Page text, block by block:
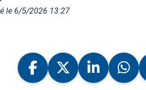
le 6/5/2026 13:27